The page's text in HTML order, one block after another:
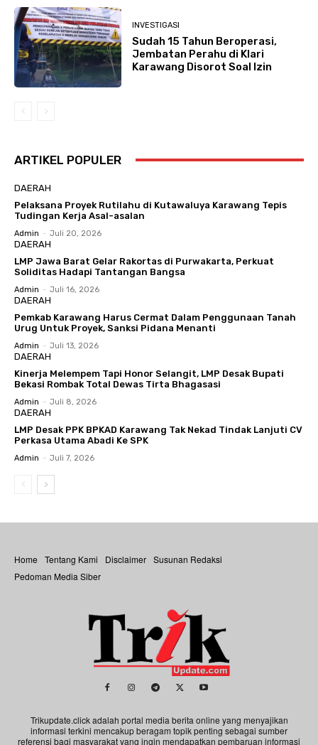
INVESTIGASI
Sudah 15 Tahun Beroperasi,
Jembatan Perahu di Klari
Karawang Disorot Soal Izin
ARTIKEL POPULER
DAERAH
Pelaksana Proyek Rutilahu di Kutawaluya Karawang Tepis
Tudingan Kerja Asal-asalan
Admin - Juli 20, 2026
DAERAH
LMP Jawa Barat Gelar Rakortas di Purwakarta, Perkuat
Soliditas Hadapi Tantangan Bangsa
Admin - Juli 16, 2026
DAERAH
Pemkab Karawang Harus Cermat Dalam Penggunaan Tanah
Urug Untuk Proyek, Sanksi Pidana Menanti
Admin - Juli 13, 2026
DAERAH
Kinerja Melempem Tapi Honor Selangit, LMP Desak Bupati
Bekasi Rombak Total Dewas Tirta Bhagasasi
Admin - Juli 8, 2026
DAERAH
LMP Desak PPK BPKAD Karawang Tak Nekad Tindak Lanjuti CV
Perkasa Utama Abadi Ke SPK
Admin - Juli 7, 2026
Home Tentang Kami Disclaimer Susunan Redaksi
Pedoman Media Siber
Trikupdate.click adalah portal media berita online yang menyajikan
informasi terkini mencakup beragam topik penting sebagai sumber
referensi bagi masyarakat yang ingin mendapatkan pembaruan informasi